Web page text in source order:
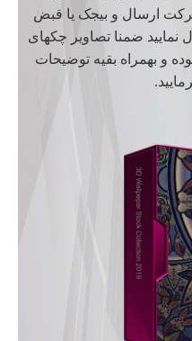
ارسال و بیجک یا قبض
نمایید ضمنا تصاویر چکهای
و بهمراه بقیه توضیحات